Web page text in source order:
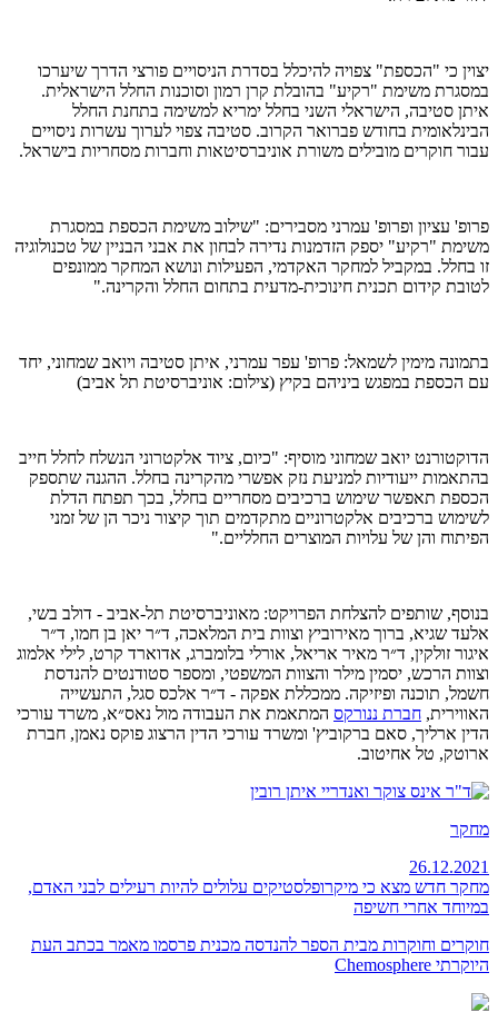
יצוין כי "הכספת" צפויה להיכלל בסדרת הניסויים פורצי הדרך שיערכו
במסגרת משימת "רקיע" בהובלת קרן רמון וסוכנות החלל הישראלית.
איתן סטיבה, הישראלי השני בחלל ימריא למשימה בתחנת החלל
הבינלאומית בחודש פברואר הקרוב. סטיבה צפוי לערוך עשרות ניסויים
עבור חוקרים מובילים משורת אוניברסיטאות וחברות מסחריות בישראל.
פרופ' עציון ופרופ' עמרני מסבירים: "שילוב משימת הכספת במסגרת
משימת "רקיע" יספק הזדמנות נדירה לבחון את אבני הבניין של טכנולוגיה
זו בחלל. במקביל למחקר האקדמי, הפעילות ונושא המחקר ממונפים
לטובת קידום תכנית חינוכית-מדעית בתחום החלל והקרינה."
בתמונה מימין לשמאל: פרופ' עפר עמרני, איתן סטיבה ויואב שמחוני, יחד
עם הכספת במפגש ביניהם בקיץ (צילום: אוניברסיטת תל אביב)
הדוקטורנט יואב שמחוני מוסיף: "כיום, ציוד אלקטרוני הנשלח לחלל חייב
בהתאמות ייעודיות למניעת נזק אפשרי מהקרינה בחלל. ההגנה שתספק
הכספת תאפשר שימוש ברכיבים מסחריים בחלל, בכך תפתח הדלת
לשימוש ברכיבים אלקטרוניים מתקדמים תוך קיצור ניכר הן של זמני
הפיתוח והן של עלויות המוצרים החלליים."
בנוסף, שותפים להצלחת הפרויקט: מאוניברסיטת תל-אביב - דולב בשי,
אלעד שגיא, ברוך מאירוביץ וצוות בית המלאכה, ד״ר יאן בן חמו, ד״ר
איגור זולקין, ד״ר מאיר אריאל, אורלי בלומברג, אדוארד קרט, לילי אלמוג
וצוות הרכש, יסמין מילר והצוות המשפטי, ומספר סטודנטים להנדסת
חשמל, תוכנה ופיזיקה. ממכללת אפקה - ד״ר אלכס סגל, התעשייה
האווירית, חברת ננורקס המתאמת את העבודה מול נאס״א, משרד עורכי
הדין ארליך, סאם ברקוביץ' ומשרד עורכי הדין הרצוג פוקס נאמן, חברת
ארוטק, טל אחיטוב.
מחקר
26.12.2021
מחקר חדש מצא כי מיקרופלסטיקים עלולים להיות רעילים לבני האדם,
במיוחד אחרי חשיפה
חוקרים וחוקרות מבית הספר להנדסה מכנית פרסמו מאמר בכתב העת
היוקרתי Chemosphere